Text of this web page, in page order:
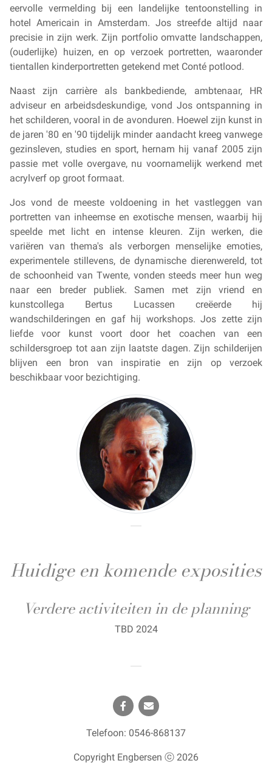
eervolle vermelding bij een landelijke tentoonstelling in
hotel Americain in Amsterdam. Jos streefde altijd naar
precisie in zijn werk. Zijn portfolio omvatte landschappen,
(ouderlijke) huizen, en op verzoek portretten, waaronder
tientallen kinderportretten getekend met Conté potlood.
Naast zijn carrière als bankbediende, ambtenaar, HR
adviseur en arbeidsdeskundige, vond Jos ontspanning in
het schilderen, vooral in de avonduren. Hoewel zijn kunst in
de jaren '80 en '90 tijdelijk minder aandacht kreeg vanwege
gezinsleven, studies en sport, hernam hij vanaf 2005 zijn
passie met volle overgave, nu voornamelijk werkend met
acrylverf op groot formaat.
Jos vond de meeste voldoening in het vastleggen van
portretten van inheemse en exotische mensen, waarbij hij
speelde met licht en intense kleuren. Zijn werken, die
variëren van thema's als verborgen menselijke emoties,
experimentele stillevens, de dynamische dierenwereld, tot
de schoonheid van Twente, vonden steeds meer hun weg
naar een breder publiek. Samen met zijn vriend en
kunstcollega Bertus Lucassen creëerde hij
wandschilderingen en gaf hij workshops. Jos zette zijn
liefde voor kunst voort door het coachen van een
schildersgroep tot aan zijn laatste dagen. Zijn schilderijen
blijven een bron van inspiratie en zijn op verzoek
beschikbaar voor bezichtiging.
Huidige en komende exposities
Verdere activiteiten in de planning
TBD 2024
Telefoon: 0546-868137
Copyright Engbersen ⓒ 2026